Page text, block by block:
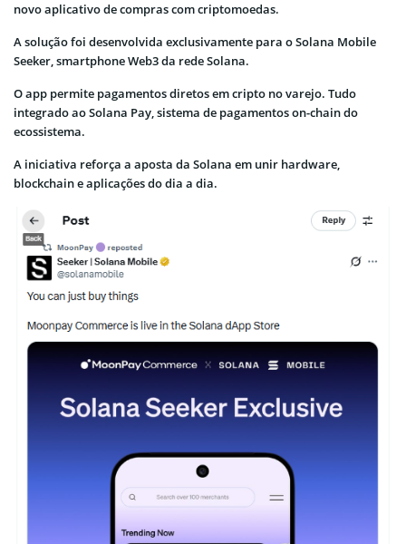
novo aplicativo de compras com criptomoedas.
A solução foi desenvolvida exclusivamente para o Solana Mobile
Seeker, smartphone Web3 da rede Solana.
O app permite pagamentos diretos em cripto no varejo. Tudo
integrado ao Solana Pay, sistema de pagamentos on-chain do
ecossistema.
A iniciativa reforça a aposta da Solana em unir hardware,
blockchain e aplicações do dia a dia.